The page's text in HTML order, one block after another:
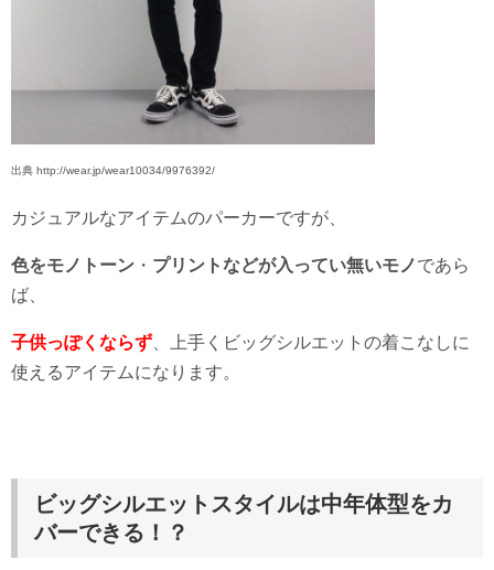
出典 http://wear.jp/wear10034/9976392/
カジュアルなアイテムのパーカーですが、
色をモノトーン ・ プリントなどが入ってい無いモノであら
ば、
子供っぽくならず、上手くビッグシルエットの着こなしに
使えるアイテムになります。
ビッグシルエットスタイルは中年体型をカ
バーできる！？